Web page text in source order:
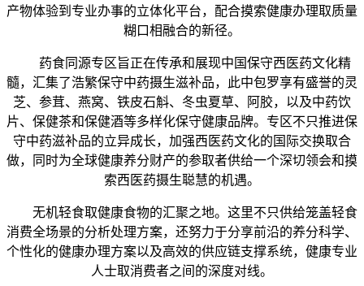
产物体验到专业办事的立体化平台，配合摸索健康办理取质量
糊口相融合的新径。
药食同源专区旨正在传承和展现中国保守西医药文化精
髓，汇集了浩繁保守中药摄生滋补品，此中包罗享有盛誉的灵
芝、参茸、燕窝、铁皮石斛、冬虫夏草、阿胶，以及中药饮
片、保健茶和保健酒等多样化保守健康品牌。专区不只推进保
守中药滋补品的立异成长，加强西医药文化的国际交换取合
做，同时为全球健康养分财产的参取者供给一个深切领会和摸
索西医药摄生聪慧的机遇。
无机轻食取健康食物的汇聚之地。这里不只供给笼盖轻食
消费全场景的分析处理方案，还努力于分享前沿的养分科学、
个性化的健康办理方案以及高效的供应链支撑系统，健康专业
人士取消费者之间的深度对线。